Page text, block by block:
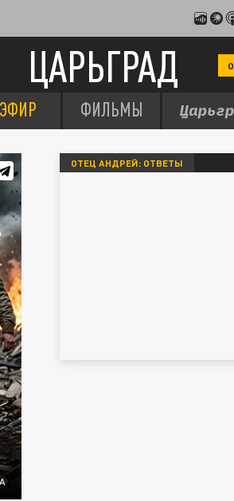
ЦАРЬГРАД
ЭФИР ФИЛЬМЫ
ОТЕЦ АНДРЕЙ: ОТВЕТЫ